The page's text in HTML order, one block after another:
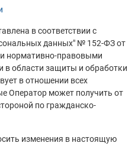
в соответствии с
данных" № 152-ФЗ от
нормативно-правовыми
в области защиты и обработки
в отношении всех
Оператор может получить от
по гражданско-
изменения в настоящую